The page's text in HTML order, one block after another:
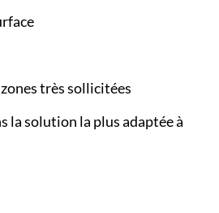
très sollicitées
la solution la plus adaptée à